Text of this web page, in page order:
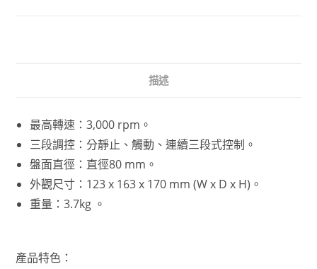
描述
最高轉速：3,000 rpm。
三段調控：分靜止、觸動、連續三段式控制。
盤面直徑：直徑80 mm。
外觀尺寸：123 x 163 x 170 mm (W x D x H)。
重量：3.7kg 。
產品特色：